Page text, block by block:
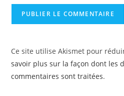
Ce site utilise Akismet pour
savoir plus sur la façon dont les
commentaires sont traitées.